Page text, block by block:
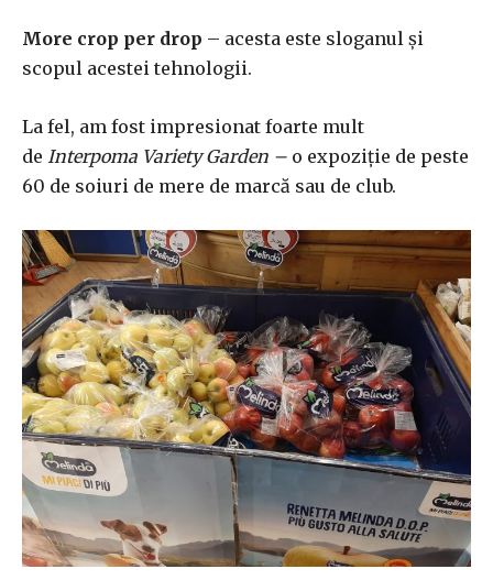
More crop per drop – acesta este sloganul și
scopul acestei tehnologii.
La fel, am fost impresionat foarte mult
de Interpoma Variety Garden – o expoziție de peste
60 de soiuri de mere de marcă sau de club.